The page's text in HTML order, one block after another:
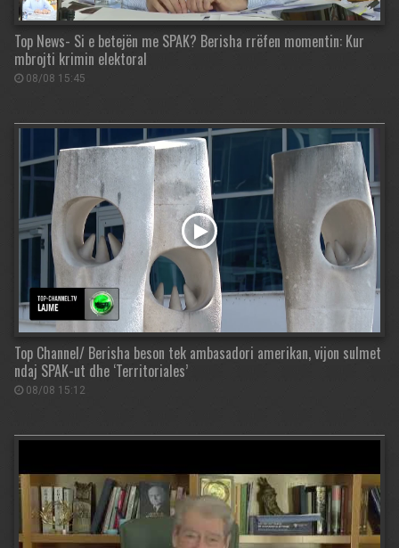
Top News- Si e betejën me SPAK? Berisha rrëfen momentin: Kur
mbrojti krimin elektoral
08/08 15:45
Top Channel/ Berisha beson tek ambasadori amerikan, vijon sulmet
ndaj SPAK-ut dhe ‘Territoriales’
08/08 15:12